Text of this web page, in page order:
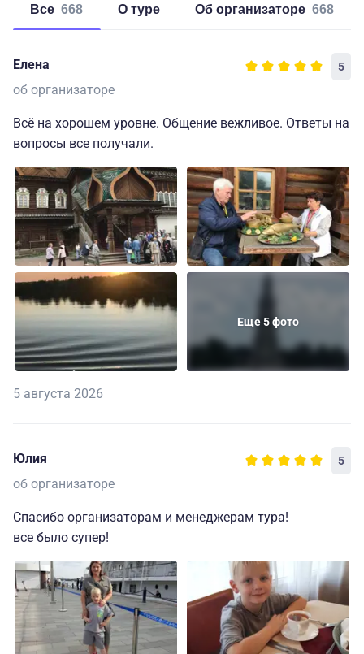
Все 668 о туре об организаторе 668
Елена 5
об организаторе
Всё на хорошем уровне. Общение вежливое. Ответы на
вопросы все получали.
Еще 5 фото
5 августа 2026
Юлия 5
об организаторе
Спасибо организаторам и менеджерам тура!
все было супер!